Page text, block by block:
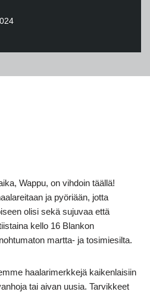
Wappu, on vihdoin täällä!
ja pyöriään, jotta
olisi sekä sujuvaa että
kello 16 Blankon
martta- ja tosimiesilta.
haalarimerkkejä kaikenlaisiin
tai aivan uusia. Tarvikkeet